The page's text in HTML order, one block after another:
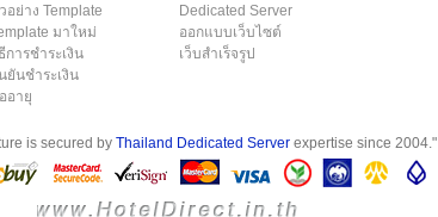
อย่าง Template
มาใหม่
การชำระเงิน
ยันชำระเงิน
อายุ
Dedicated Server
ออกแบบเว็บไซต์
เว็บสำเร็จรูป
is secured by Thailand Dedicated Serverexpertise since 2004."